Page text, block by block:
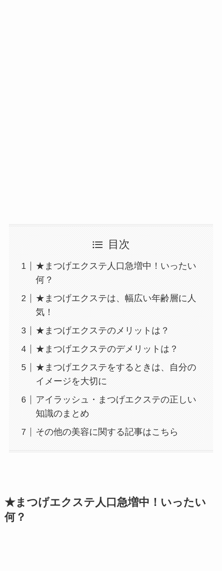
目次
★まつげエクステ人口急増中！いったい
何？
★まつげエクステは、幅広い年齢層に人
気！
★まつげエクステのメリットは？
★まつげエクステのデメリットは？
★まつげエクステをするときは、自分の
イメージを大切に
アイラッシュ・まつげエクステの正しい
知識のまとめ
その他の美容に関する記事はこちら
★まつげエクステ人口急増中！いったい
何？